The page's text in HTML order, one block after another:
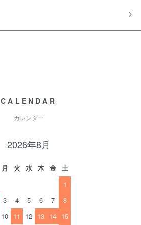
CALENDAR
カレンダー
2026年8月
月 火 水 木 金
土
1
3 4 5 6 7
8
10 11 12 13 14 15